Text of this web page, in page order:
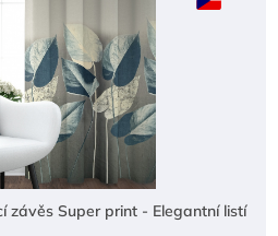
závěs Super print - Elegantní listí